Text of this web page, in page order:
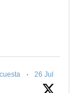
· 26 Jul